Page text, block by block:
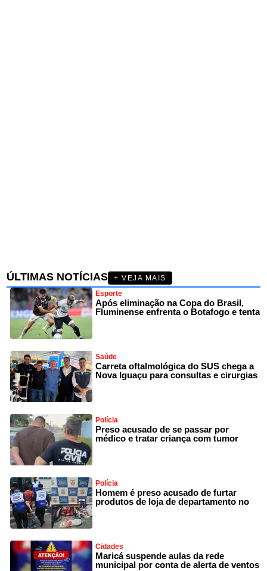
ÚLTIMAS NOTÍCIAS
+ VEJA MAIS
Esporte
Após eliminação na Copa do Brasil,
Fluminense enfrenta o Botafogo e tenta
Saúde
Carreta oftalmológica do SUS chega a
Nova Iguaçu para consultas e cirurgias
Polícia
Preso acusado de se passar por
médico e tratar criança com tumor
Polícia
Homem é preso acusado de furtar
produtos de loja de departamento no
Cidades
Maricá suspende aulas da rede
municipal por conta de alerta de ventos